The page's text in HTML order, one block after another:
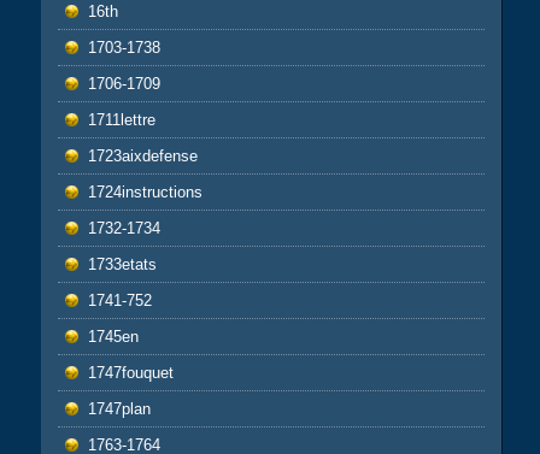
16th
1703-1738
1706-1709
1711lettre
1723aixdefense
1724instructions
1732-1734
1733etats
1741-752
1745en
1747fouquet
1747plan
1763-1764